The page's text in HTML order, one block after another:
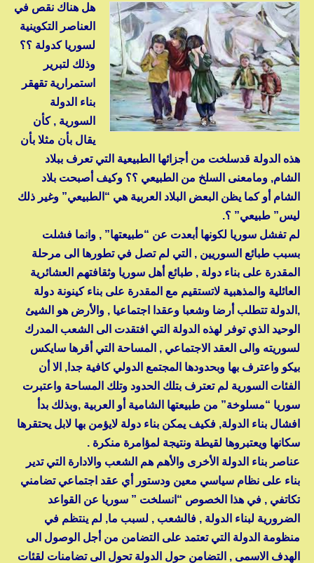
هل هناك نقص في
العناصر التكوينية
لسوريا كدولة ؟؟
وذلك لتبرير
استمرارية تقهقر
بناء الدولة
السورية , كأن
يقال بأن مثلا بأن
هذه الدولة قدسلخت من أجزائها الطبيعية التي تعرف ببلاد
الشام, ومامعنى السلخ من الطبيعي ؟؟ وكيف أصبحت بلاد
الشام أو كما يظن البعض البلاد العربية هي “الطبيعي” وغير ذلك
ليس” طبيعي” ؟.
لم تفشل سوريا لكونها أبعدت عن “طبيعتها” , وانما فشلت
بسبب طبائع السوريين , التي لم تصل في تطورها الى مرحلة
المقدرة على بناء دولة , طبائع أهل سوريا وثقافتهم العشائرية
العائلية والمذهبية لاتستقيم مع المقدرة على بناء كينونة دولة
,الدولة تتطلب أرضا وشعبا وعقدا اجتماعيا , والأرض هو الشيئ
الوحيد الذي توفر لهذه الدولة التي افتقدت الى الشعب المدرك
لسوريته والى العقد الاجتماعي , المساحة التي أقرها سايكس
بيكو واعترف بها وبحدودها المجتمع الدولي كافية جدا, الا أن
الفئات السورية لم تعترف بتلك الحدود وتلك المساحة واعتبرت
سوريا “مسلوخة” من طبيعتها الشامية أو العربية ,وبذلك بدأ
افشال بناء الدولة, فكيف يمكن بناء دولة لايؤمن بها لابل يحتقرها
سكانها ويعتبروها لقيطة ونتيجة لمؤامرة منكرة .
عناصر بناء الدولة الأخرى والأهم هم الشعب والادارة التي تدير
بناء على نظام سياسي معين ودستور أي عقد اجتماعي تضامني
تكاتفي , في هذا الخصوص “انسلخت ” سوريا عن القواعد
الضرورية لبناء الدولة , فالشعب , لسبب ما, لم ينتظم في
منظومة الدولة التي تعتمد على التضامن من أجل الوصول الى
الهدف الاسمى , التضامن حول الدولة تحول الى تضامنات لقئات